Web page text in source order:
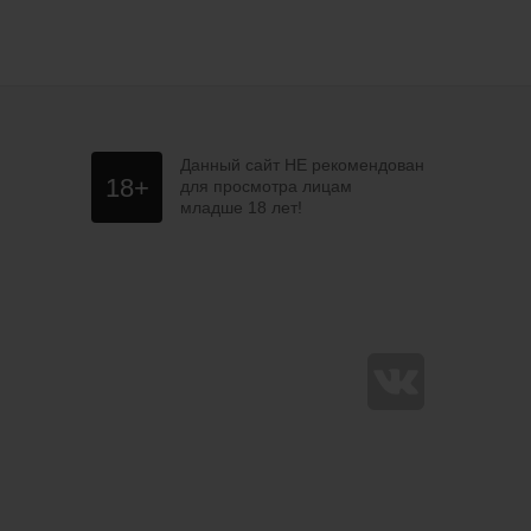
18+
Данный сайт НЕ рекомендован
для просмотра лицам
младше 18 лет!